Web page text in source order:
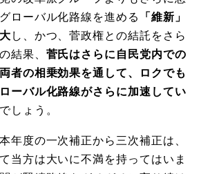
ローバル化路線を進める
「維新」
し、かつ、菅政権との結託をさら
結果、 菅氏はさらに自民党内での
者の相乗効果を通して、ロクでも
ーバル化路線がさらに加速してい
でしょう。
年度の一次補正から三次補正は、
当方は大いに不満を持ってはいま